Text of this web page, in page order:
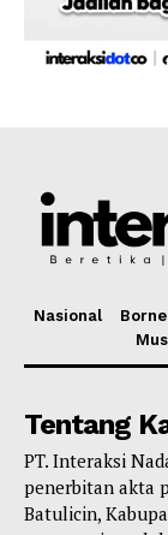
Nasional
Tentang
PT. Interaksi
penerbitan akta
Batulicin,